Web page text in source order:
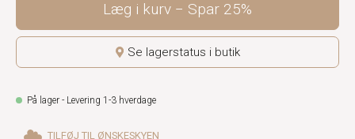
Læg i kurv Spar 25%
Se lagerstatus i butik
På lager - Levering 1-3 hverdage
TILFØJ TIL ØNSKESKYEN